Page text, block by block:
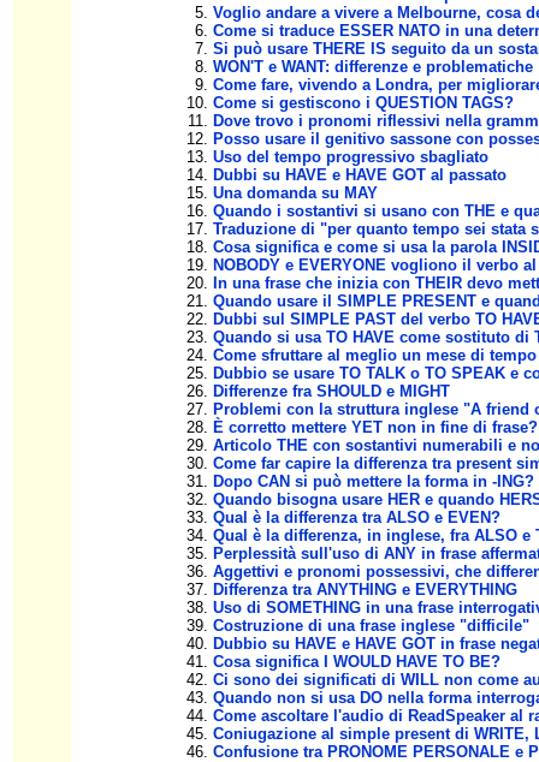
Voglio andare a vivere a Melbourne, cosa
Come si traduce ESSER NATO in una
Si può usare THERE IS seguito da un
WON'T e WANT: differenze e problematiche
Come fare, vivendo a Londra, per
Come si gestiscono i QUESTION TAGS?
Dove trovo i pronomi riflessivi nella
Posso usare il genitivo sassone con
Uso del tempo progressivo sbagliato
Dubbi su HAVE e HAVE GOT al passato
Una domanda su MAY
Quando i sostantivi si usano con THE e
Traduzione di "per quanto tempo sei stata
Cosa significa e come si usa la parola
NOBODY e EVERYONE vogliono il verbo
In una frase che inizia con THEIR devo
Quando usare il SIMPLE PRESENT e
Dubbi sul SIMPLE PAST del verbo TO
Quando si usa TO HAVE come sostituto di
Come sfruttare al meglio un mese di
Dubbio se usare TO TALK o TO SPEAK e
Differenze fra SHOULD e MIGHT
Problemi con la struttura inglese "A friend
È corretto mettere YET non in fine di frase?
Articolo THE con sostantivi numerabili e
Come far capire la differenza tra present
Dopo CAN si può mettere la forma in -ING?
Quando bisogna usare HER e quando
Qual è la differenza tra ALSO e EVEN?
Qual è la differenza, in inglese, fra ALSO e
Perplessità sull'uso di ANY in frase
Aggettivi e pronomi possessivi, che
Differenza tra ANYTHING e EVERYTHING
Uso di SOMETHING in una frase
Costruzione di una frase inglese "difficile"
Dubbio su HAVE e HAVE GOT in frase
Cosa significa I WOULD HAVE TO BE?
Ci sono dei significati di WILL non come
Quando non si usa DO nella forma
Come ascoltare l'audio di ReadSpeaker al
Coniugazione al simple present di WRITE,
Confusione tra PRONOME PERSONALE e